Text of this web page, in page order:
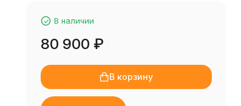
В наличии
80 900 ₽
В корзину